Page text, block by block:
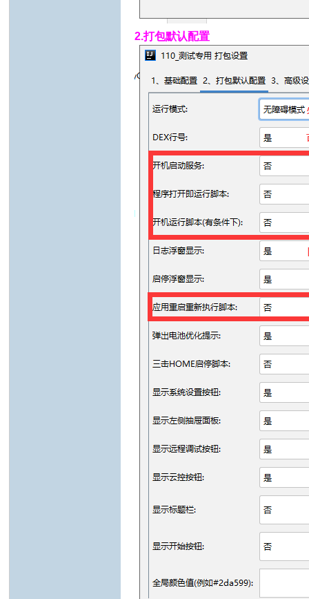
2.打包默认配置